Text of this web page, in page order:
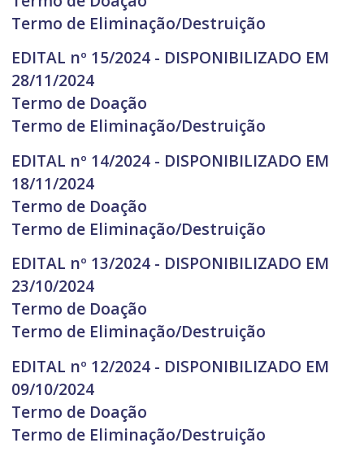
Termo de Eliminação/Destruição
EDITAL nº 15/2024 - DISPONIBILIZADO EM
28/11/2024
Termo de Doação
Termo de Eliminação/Destruição
EDITAL nº 14/2024 - DISPONIBILIZADO EM
18/11/2024
Termo de Doação
Termo de Eliminação/Destruição
EDITAL nº 13/2024 - DISPONIBILIZADO EM
23/10/2024
Termo de Doação
Termo de Eliminação/Destruição
EDITAL nº 12/2024 - DISPONIBILIZADO EM
09/10/2024
Termo de Doação
Termo de Eliminação/Destruição